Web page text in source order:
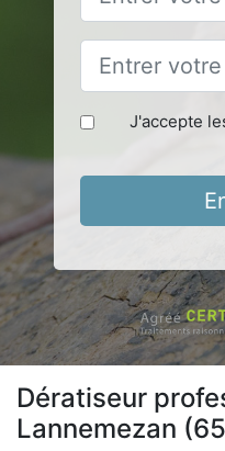
J'accepte
Dératiseur
Lannemezan